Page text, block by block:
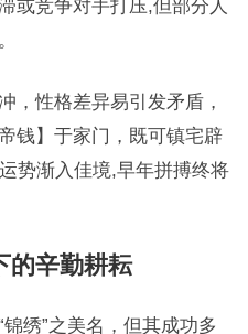
或竞争对手打压,但部分人
，性格差异易引发矛盾，
钱】于家门，既可镇宅辟
势渐入佳境,早年拼搏终将
的辛勤耕耘
绣”之美名，但其成功多